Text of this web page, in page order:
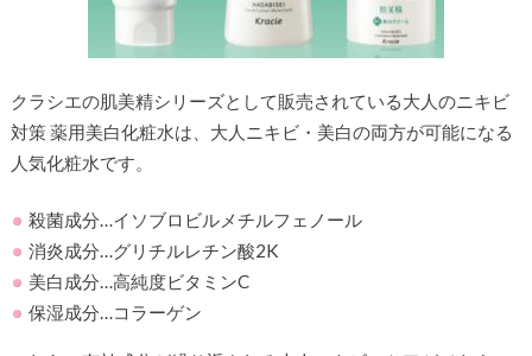
クラシエの肌美精シリーズとして販売されている大人のニキビ
対策 薬用美白化粧水は、大人ニキビ・美白の両方が可能になる
人気化粧水です。
殺菌成分…イソブロビルメチルフェノール
消炎成分…グリチルレチン酸2K
美白成分…高純度ビタミンC
保湿成分…コラーゲン